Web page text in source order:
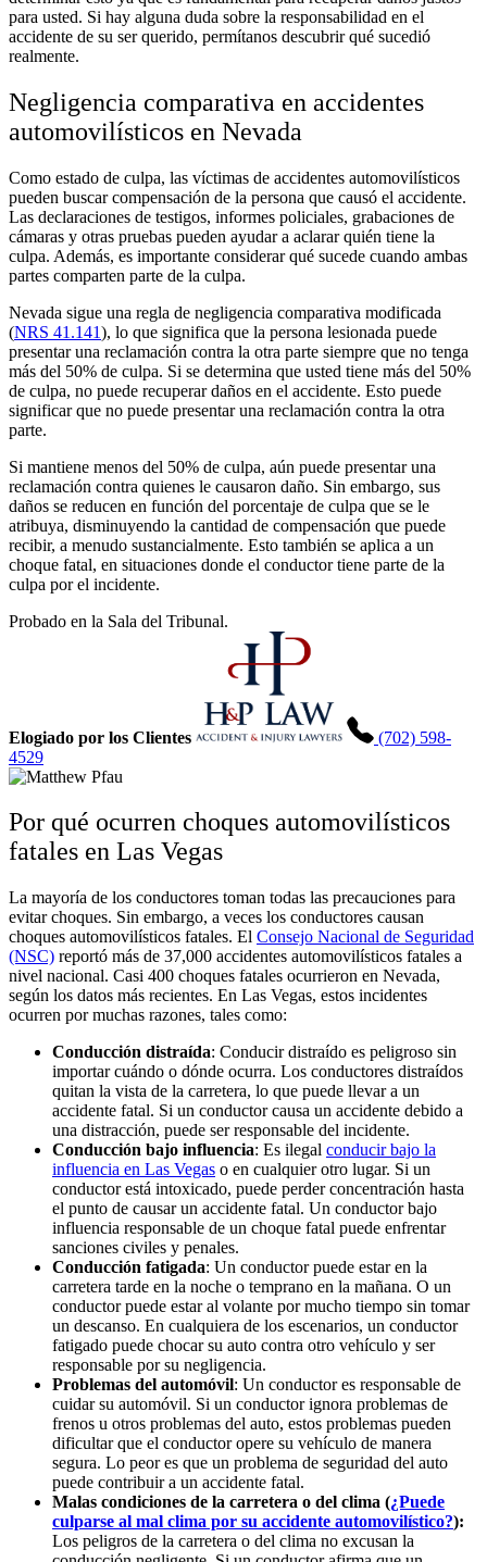
para usted. Si hay alguna duda sobre la responsabilidad en el
accidente de su ser querido, permítanos descubrir qué sucedió
realmente.
Negligencia comparativa en accidentes
automovilísticos en Nevada
Como estado de culpa, las víctimas de accidentes automovilísticos
pueden buscar compensación de la persona que causó el accidente.
Las declaraciones de testigos, informes policiales, grabaciones de
cámaras y otras pruebas pueden ayudar a aclarar quién tiene la
culpa. Además, es importante considerar qué sucede cuando ambas
partes comparten parte de la culpa.
Nevada sigue una regla de negligencia comparativa modificada
(NRS 41.141), lo que significa que la persona lesionada puede
presentar una reclamación contra la otra parte siempre que no tenga
más del 50% de culpa. Si se determina que usted tiene más del 50%
de culpa, no puede recuperar daños en el accidente. Esto puede
significar que no puede presentar una reclamación contra la otra
parte.
Si mantiene menos del 50% de culpa, aún puede presentar una
reclamación contra quienes le causaron daño. Sin embargo, sus
daños se reducen en función del porcentaje de culpa que se le
atribuya, disminuyendo la cantidad de compensación que puede
recibir, a menudo sustancialmente. Esto también se aplica a un
choque fatal, en situaciones donde el conductor tiene parte de la
culpa por el incidente.
Probado en la Sala del Tribunal.
Elogiado por los Clientes
(702) 598-
4529
Por qué ocurren choques automovilísticos
fatales en Las Vegas
La mayoría de los conductores toman todas las precauciones para
evitar choques. Sin embargo, a veces los conductores causan
choques automovilísticos fatales. El Consejo Nacional de Seguridad
(NSC) reportó más de 37,000 accidentes automovilísticos fatales a
nivel nacional. Casi 400 choques fatales ocurrieron en Nevada,
según los datos más recientes. En Las Vegas, estos incidentes
ocurren por muchas razones, tales como:
Conducción distraída: Conducir distraído es peligroso sin
importar cuándo o dónde ocurra. Los conductores distraídos
quitan la vista de la carretera, lo que puede llevar a un
accidente fatal. Si un conductor causa un accidente debido a
una distracción, puede ser responsable del incidente.
Conducción bajo influencia: Es ilegal conducir bajo la
influencia en Las Vegas o en cualquier otro lugar. Si un
conductor está intoxicado, puede perder concentración hasta
el punto de causar un accidente fatal. Un conductor bajo
influencia responsable de un choque fatal puede enfrentar
sanciones civiles y penales.
Conducción fatigada: Un conductor puede estar en la
carretera tarde en la noche o temprano en la mañana. O un
conductor puede estar al volante por mucho tiempo sin tomar
un descanso. En cualquiera de los escenarios, un conductor
fatigado puede chocar su auto contra otro vehículo y ser
responsable por su negligencia.
Problemas del automóvil: Un conductor es responsable de
cuidar su automóvil. Si un conductor ignora problemas de
frenos u otros problemas del auto, estos problemas pueden
dificultar que el conductor opere su vehículo de manera
segura. Lo peor es que un problema de seguridad del auto
puede contribuir a un accidente fatal.
Malas condiciones de la carretera o del clima (¿Puede
culparse al mal clima por su accidente automovilístico?):
Los peligros de la carretera o del clima no excusan la